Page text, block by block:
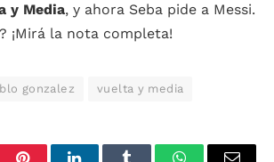
y Media, y ahora Seba pide a Messi.
¡Mirá la nota completa!
gonzalez vuelta y media